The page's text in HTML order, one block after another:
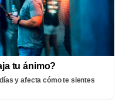
tu ánimo?
y afecta cómo te sientes